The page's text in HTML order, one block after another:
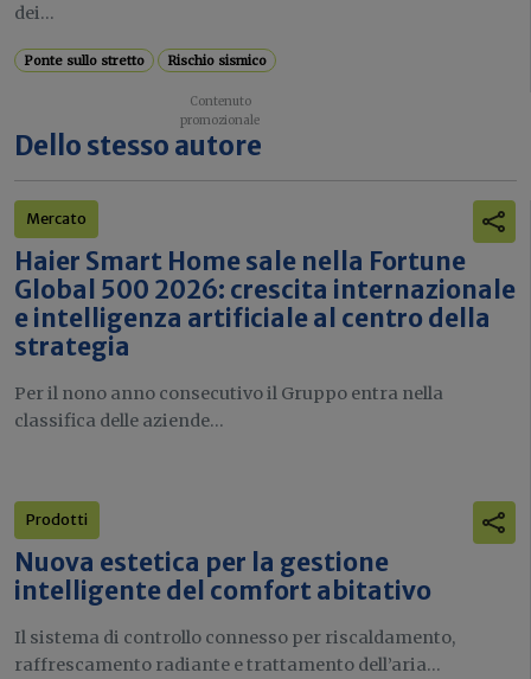
dei...
Ponte sullo stretto Rischio sismico
Dello stesso autore
Mercato
Haier Smart Home sale nella Fortune
Global 500 2026: crescita internazionale
e intelligenza artificiale al centro della
strategia
Per il nono anno consecutivo il Gruppo entra nella
classifica delle aziende...
Prodotti
Nuova estetica per la gestione
intelligente del comfort abitativo
Il sistema di controllo connesso per riscaldamento,
raffrescamento radiante e trattamento dell’aria...